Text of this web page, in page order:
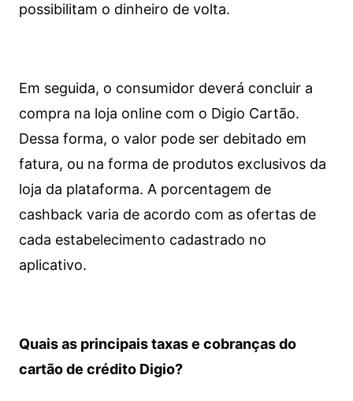
possibilitam o dinheiro de volta.
Em seguida, o consumidor deverá concluir a
compra na loja online com o Digio Cartão.
Dessa forma, o valor pode ser debitado em
fatura, ou na forma de produtos exclusivos da
loja da plataforma. A porcentagem de
cashback varia de acordo com as ofertas de
cada estabelecimento cadastrado no
aplicativo.
Quais as principais taxas e cobranças do
cartão de crédito Digio?